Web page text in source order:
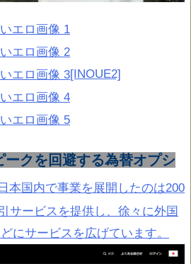
[INOUE2]
ークを回避する為替オプシ
日本国内で事業を展開したのは200
サービスを提供し、徐々に外国
にサービスを広げています。